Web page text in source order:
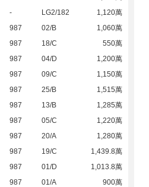
- LG2/182
1,120萬
987 02/B
1,060萬
987 18/C
550萬
987 04/D
1,200萬
987 09/C
1,150萬
987 25/B
1,515萬
987 13/B
1,285萬
987 05/C
1,220萬
987 20/A
1,280萬
987 19/C
1,439.8萬
987 01/D
1,013.8萬
987 01/A
900萬